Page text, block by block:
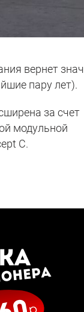
вернет
пару лет).
за счет
модульной
C.